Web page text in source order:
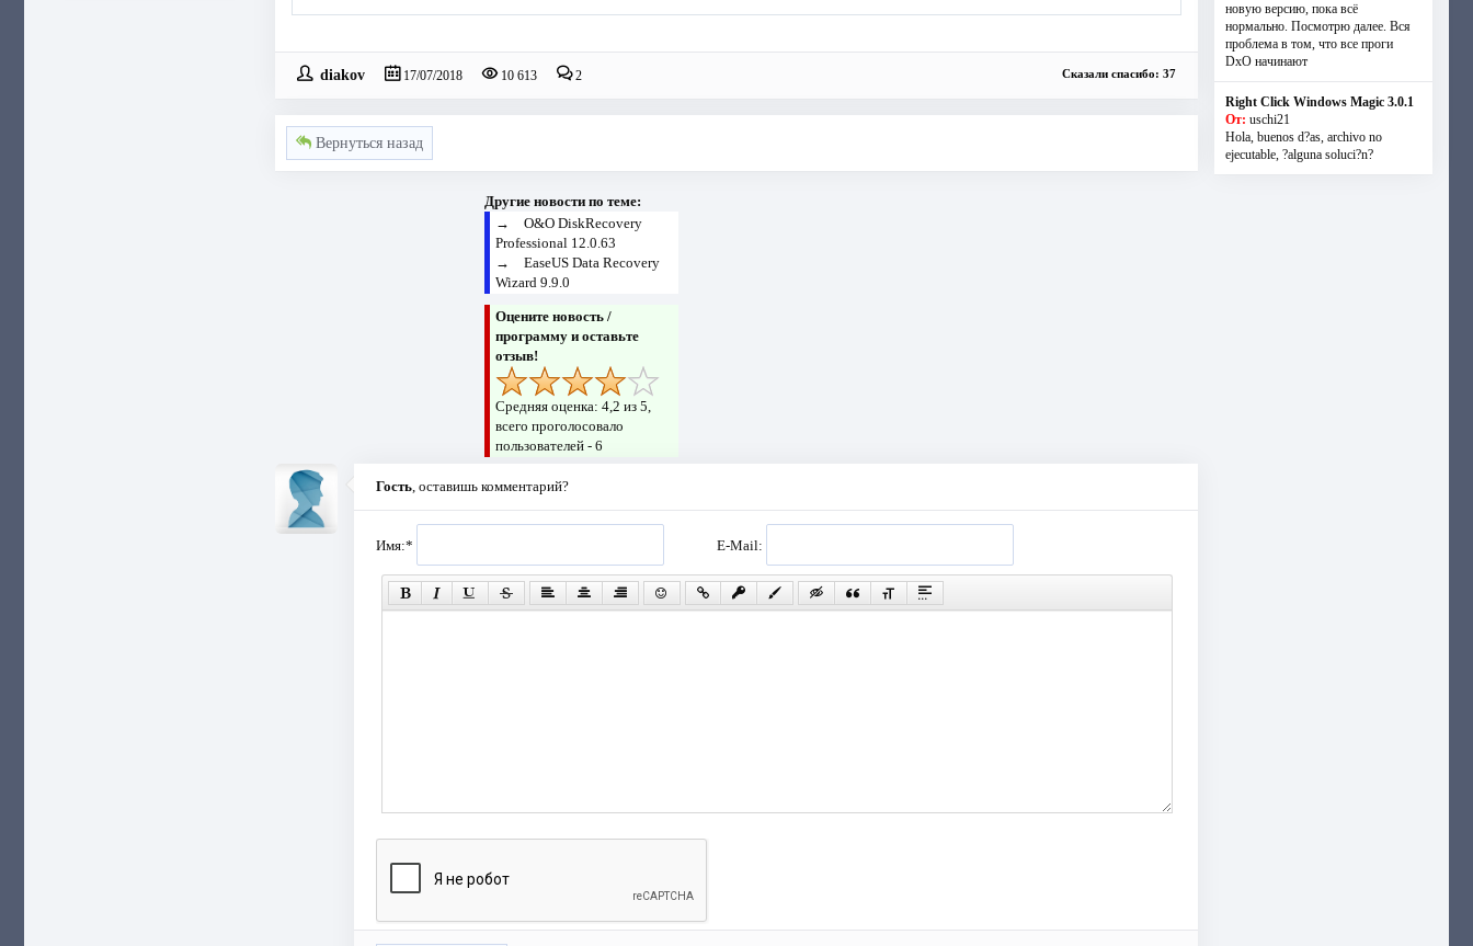
diakov 17/07/2018 10 613 2 Сказали спасибо: 37
Вернуться назад
Другие новости по теме:
→ O&O DiskRecovery
Professional 12.0.63
→ EaseUS Data Recovery
Wizard 9.9.0
Оцените новость /
программу и оставьте
отзыв!
Средняя оценка: 4,2 из 5,
всего проголосовало
пользователей - 6
Гость, оставишь комментарий?
Имя:* E-Mail:
новую версию, пока всё
нормально. Посмотрю далее. Вся
проблема в том, что все проги
DxO начинают
Right Click Windows Magic 3.0.1
От: uschi21
Hola, buenos d?as, archivo no
ejecutable, ?alguna soluci?n?